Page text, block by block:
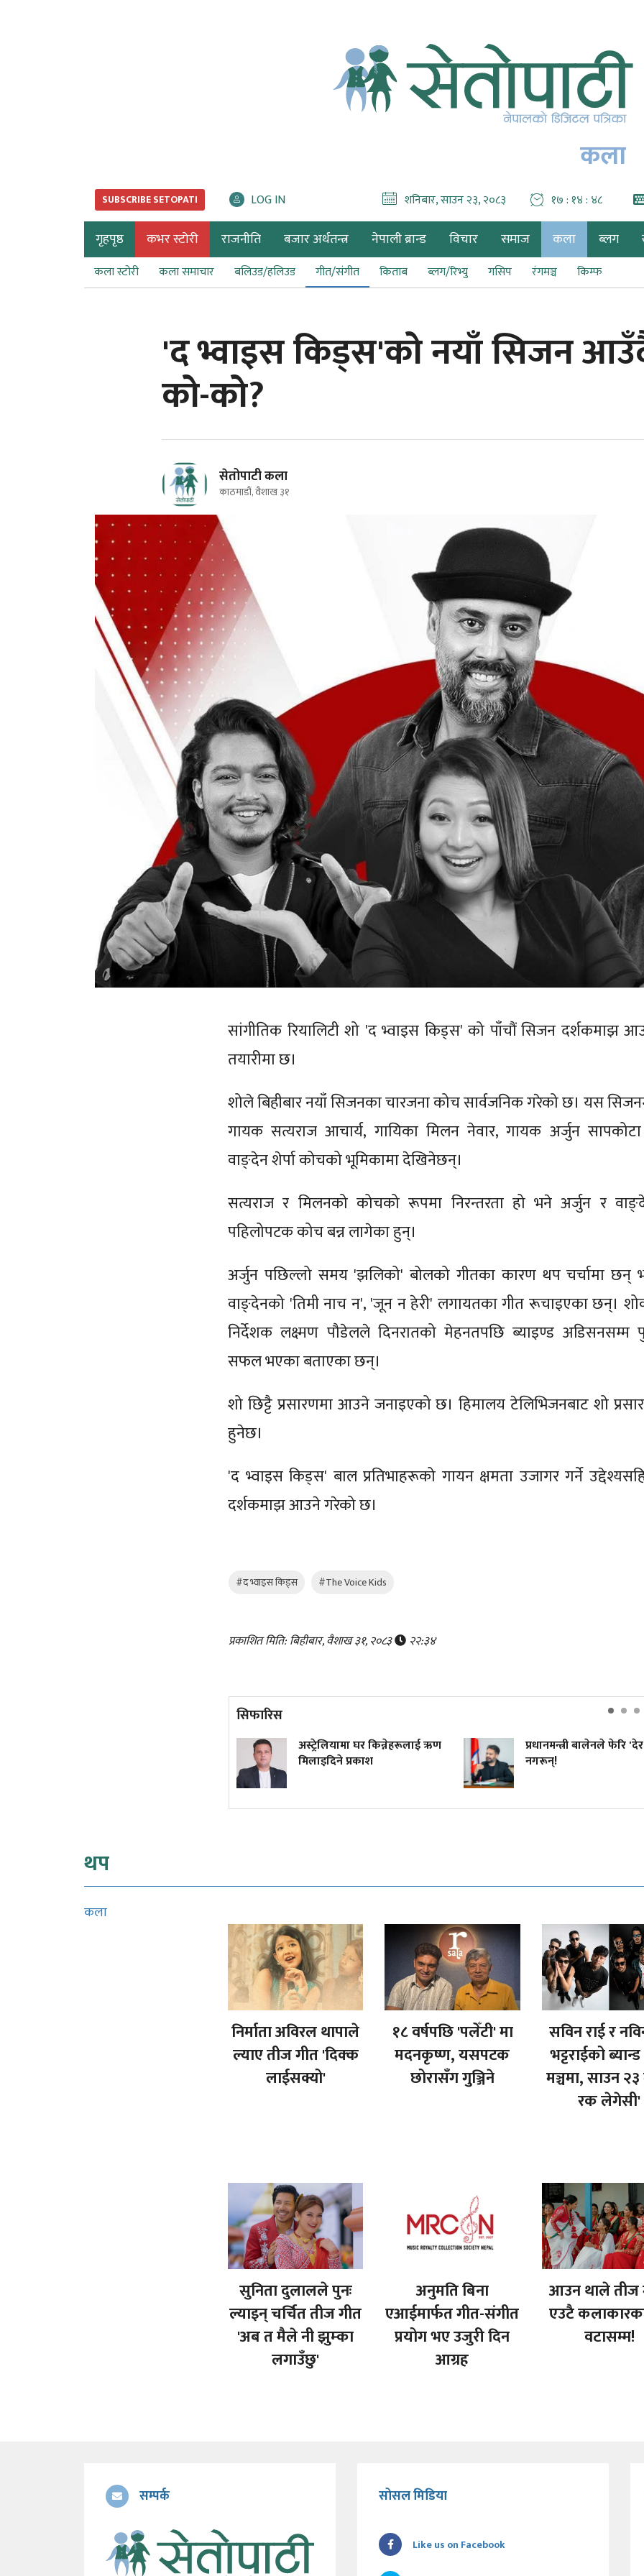
कला
SUBSCRIBE SETOPATI LOG IN शनिबार, साउन २३, २०८३ १७ : १४ : ४९
गृहपृष्ठ कभर स्टोरी राजनीति बजार अर्थतन्त्र नेपाली ब्रान्ड विचार समाज कला ब्लग
कला स्टोरी कला समाचार बलिउड/हलिउड गीत/संगीत किताब ब्लग/रिभ्यु गसिप रंगमञ्च किम्फ
'द भ्वाइस किड्स'को नयाँ सिजन
को-को?
सेतोपाटी कला
काठमाडौं, वैशाख ३१
सांगीतिक रियालिटी शो 'द भ्वाइस किड्स' को पाँचौं सिजन दर्शकमाझ
तयारीमा छ।
शोले बिहीबार नयाँ सिजनका चारजना कोच सार्वजनिक गरेको छ। यस
गायक सत्यराज आचार्य, गायिका मिलन नेवार, गायक अर्जुन
वाङ्देन शेर्पा कोचको भूमिकामा देखिनेछन्।
सत्यराज र मिलनको कोचको रूपमा निरन्तरता हो भने अर्जुन र
पहिलोपटक कोच बन्न लागेका हुन्।
अर्जुन पछिल्लो समय 'झलिको' बोलको गीतका कारण थप चर्चामा छन्
वाङ्देनको 'तिमी नाच न', 'जून न हेरी' लगायतका गीत रूचाइएका छन्।
निर्देशक लक्ष्मण पौडेलले दिनरातको मेहनतपछि ब्याइण्ड अडिसनसम्म
सफल भएका बताएका छन्।
शो छिट्टै प्रसारणमा आउने जनाइएको छ। हिमालय टेलिभिजनबाट शो
हुनेछ।
'द भ्वाइस किड्स' बाल प्रतिभाहरूको गायन क्षमता उजागर गर्ने
दर्शकमाझ आउने गरेको छ।
#द भ्वाइस किड्स #The Voice Kids
प्रकाशित मिति: बिहीबार, वैशाख ३१, २०८३ २२:३४
सिफारिस
अस्ट्रेलियामा घर किन्नेहरूलाई ऋण
मिलाइदिने प्रकाश
प्रधानमन्त्री बालेनले फेरि
नगरून्!
थप
कला
निर्माता अविरल थापाले
ल्याए तीज गीत 'दिक्क
लाईसक्यो'
१८ वर्षपछि 'पलेँटी' मा
मदनकृष्ण, यसपटक
छोरासँग गुञ्जिने
सविन राई र
भट्टराईको
मञ्चमा, साउन
रक लेगेसी'
सुनिता दुलालले पुनः
ल्याइन् चर्चित तीज गीत
'अब त मैले नी झुम्का
लगाउँछु'
अनुमति बिना
एआईमार्फत गीत-संगीत
प्रयोग भए उजुरी दिन
आग्रह
आउन थाले तीज
एउटै
वटासम्म!
सम्पर्क सोसल मिडिया
Like us on Facebook